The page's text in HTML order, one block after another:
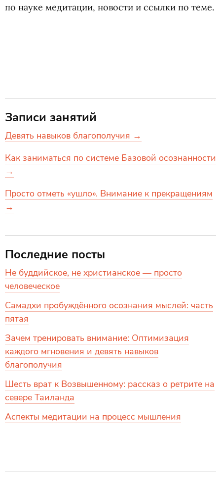
по науке медитации, новости и ссылки по теме.
Записи занятий
Девять навыков благополучия →
Как заниматься по системе Базовой осознанности
→
Просто отметь «ушло». Внимание к прекращениям
→
Последние посты
Не буддийское, не христианское — просто
человеческое
Самадхи пробуждённого осознания мыслей: часть
пятая
Зачем тренировать внимание: Оптимизация
каждого мгновения и девять навыков
благополучия
Шесть врат к Возвышенному: рассказ о ретрите на
севере Таиланда
Аспекты медитации на процесс мышления